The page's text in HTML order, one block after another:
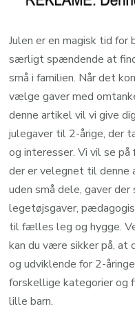
Julen er en magisk tid for
særligt spændende at
små i familien. Når det
vælge gaver med
denne artikel vil vi give
julegaver til 2-årige, der
og interesser. Vi vil se
der er velegnet til denne
uden små dele, gaver
legetøjsgaver,
til fælles leg og hygge.
kan du være sikker på, at
og udviklende for 2-
forskellige kategorier og
lille barn.